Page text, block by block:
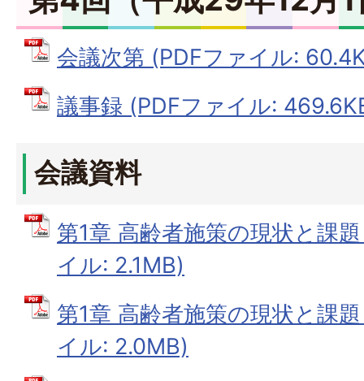
会議次第 (PDFファイル:
議事録 (PDFファイル:
会議資料
第1章 高齢者施策の現状と課
イル: 2.1MB)
第1章 高齢者施策の現状と課
イル: 2.0MB)